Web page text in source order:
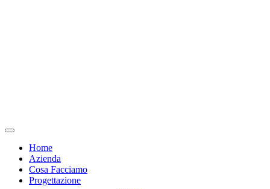
Home
Azienda
Cosa Facciamo
Progettazione